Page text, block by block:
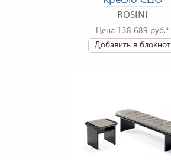
ROSINI
Цена 138 689 руб.*
Добавить в блокнот